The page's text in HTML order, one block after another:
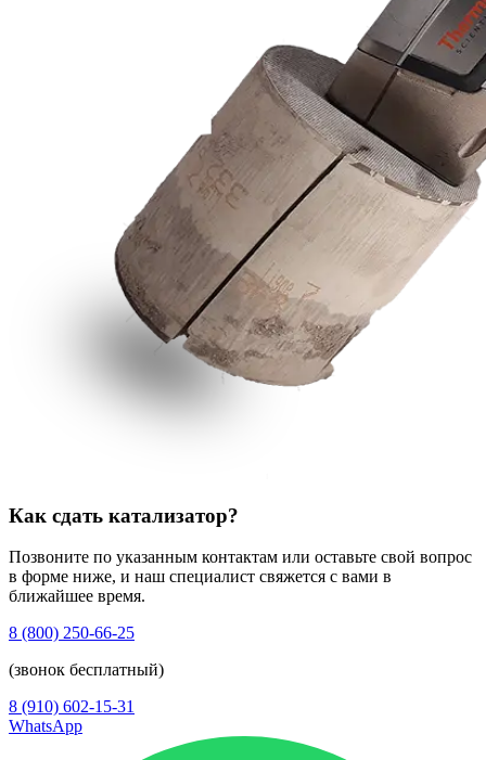
Как сдать катализатор?
Позвоните по указанным контактам или оставьте свой вопрос
в форме ниже, и наш специалист свяжется с вами в
ближайшее время.
8 (800) 250-66-25
(звонок бесплатный)
8 (910) 602-15-31
WhatsApp